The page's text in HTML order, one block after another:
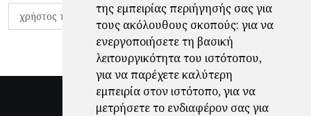
της εμπειρίας περιήγησής σας για
τους ακόλουθους σκοπούς: για να
ενεργοποιήσετε τη βασική
λειτουργικότητα του ιστότοπου,
για να παρέχετε καλύτερη
εμπειρία στον ιστότοπο,για να
μετρήσετε το ενδιαφέρον σας για
χρήστος τζόλης